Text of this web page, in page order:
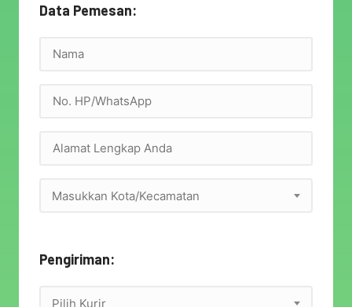
Data Pemesan:
Masukkan Kota/Kecamatan
Pengiriman:
Pilih Kurir